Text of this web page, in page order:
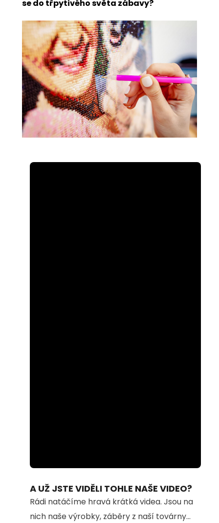
se do třpytivého světa zábavy?
100.00%
A UŽ JSTE VIDĚLI TOHLE NAŠE VIDEO?
Rádi natáčíme hravá krátká videa. Jsou na
nich naše výrobky, záběry z naší továrny...